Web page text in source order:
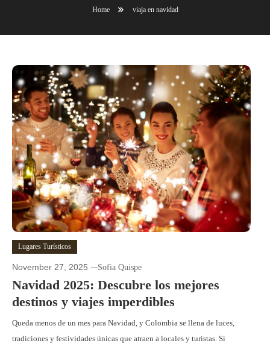
Home viaja en navidad
Lugares Turísticos
November 27, 2025 Sofia Quispe
Navidad 2025: Descubre los mejores
destinos y viajes imperdibles
Queda menos de un mes para Navidad, y Colombia se llena de luces,
tradiciones y festividades únicas que atraen a locales y turistas. Si